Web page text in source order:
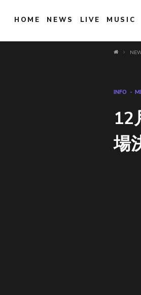
HOME NEWS LIVE MUSIC
INFO
12
場